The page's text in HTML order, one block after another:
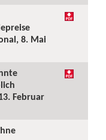
8. Mai
Februar